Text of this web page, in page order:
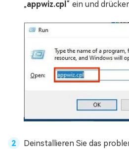
„appwiz.cpl “ ein und
Deinstallieren Sie das